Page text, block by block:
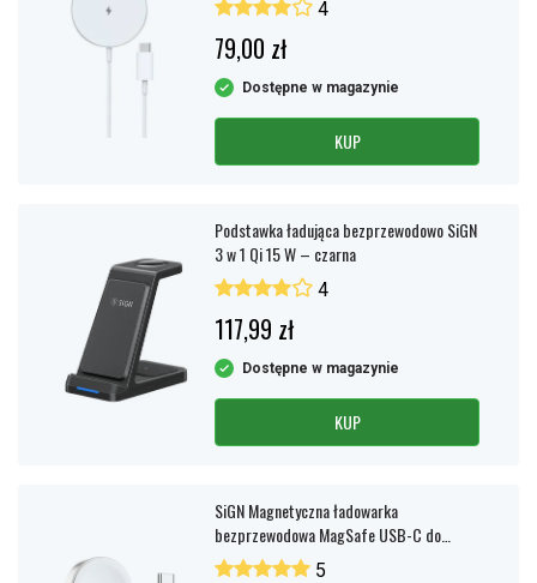
4
79,00 zł
Dostępne w magazynie
KUP
Podstawka ładująca bezprzewodowo SiGN
3 w 1 Qi 15 W – czarna
4
117,99 zł
Dostępne w magazynie
KUP
SiGN Magnetyczna ładowarka
bezprzewodowa MagSafe USB-C do
zegarka Apple Watch, 2,5 W, 1,2 m – biała
5